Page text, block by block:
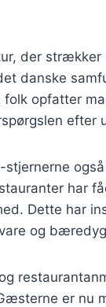
der
danske
opfatter
efter
stjernerne
har
Dette har
og
er nu